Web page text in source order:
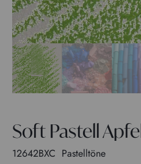
Soft Pastell
12642BXC Pastelltöne